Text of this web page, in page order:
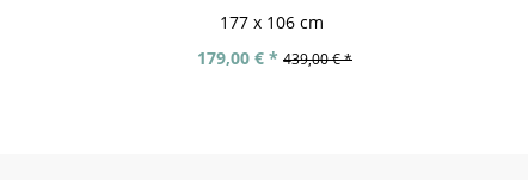
177 x 106 cm
179,00 € * 439,00 € *